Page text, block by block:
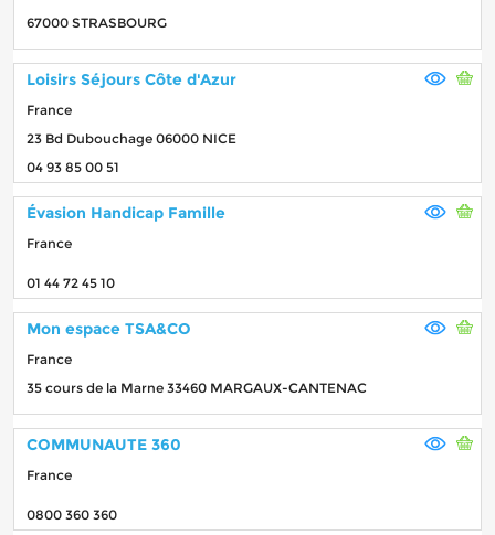
67000 STRASBOURG
Loisirs Séjours Côte d'Azur
France
23 Bd Dubouchage 06000 NICE
04 93 85 00 51
Évasion Handicap Famille
France
01 44 72 45 10
Mon espace TSA&CO
France
35 cours de la Marne 33460 MARGAUX-CANTENAC
COMMUNAUTE 360
France
0800 360 360